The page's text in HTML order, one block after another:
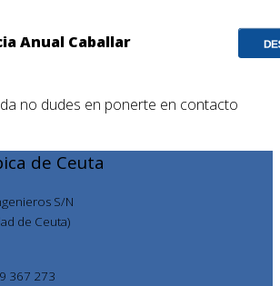
Anual Caballar
no dudes en ponerte en contacto
de Ceuta
S/N
de Ceuta)
367 273